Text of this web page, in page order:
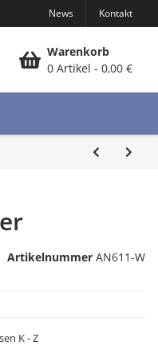
News Kontakt
Warenkorb
0 Artikel
0,00 €
Artikelnummer AN611-W
K - Z